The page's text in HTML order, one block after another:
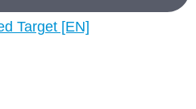
Target [EN]